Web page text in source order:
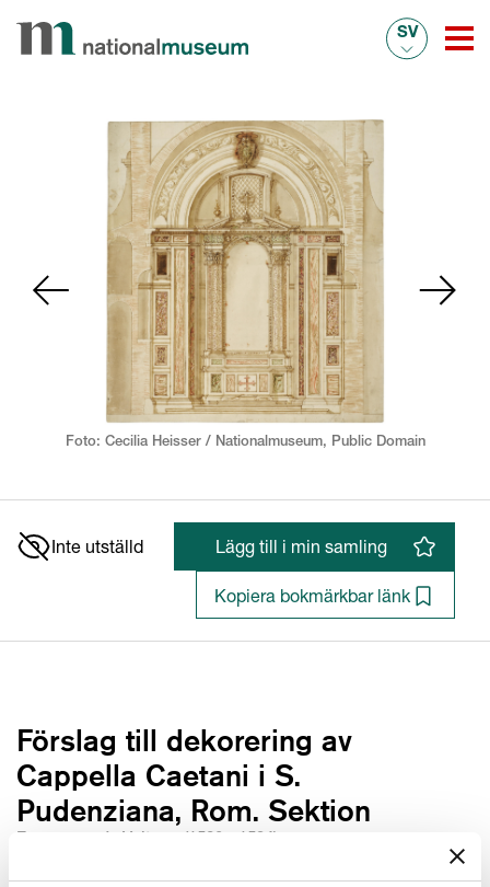
SV
Foto: Cecilia Heisser / Nationalmuseum, Public Domain
Inte utställd Lägg till i min samling
Kopiera bokmärkbar länk
Förslag till dekorering av
Cappella Caetani i S.
Pudenziana, Rom. Sektion